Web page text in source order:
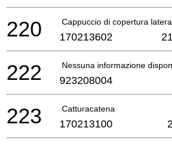
Cappuccio di copertura
220 170213602
Nessuna informazione
222 923208004
Catturacatena
223 170213100